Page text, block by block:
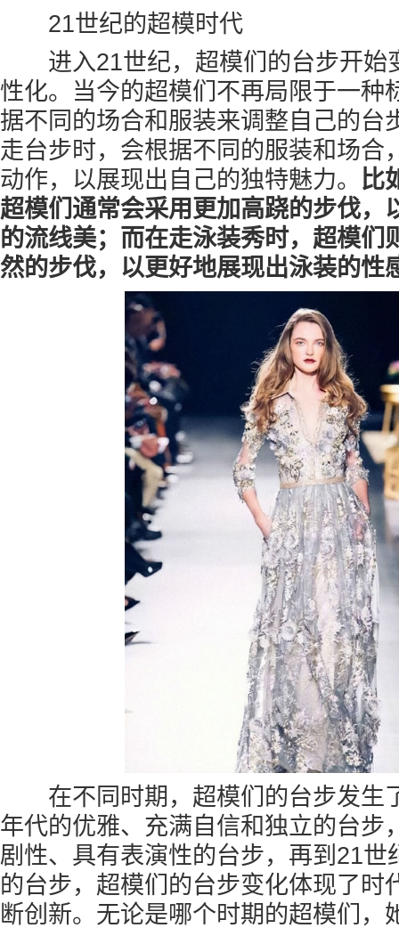
21世纪的超模时代
进入21世纪，超模们的台步开始
性化。当今的超模们不再局限于一种
据不同的场合和服装来调整自己的台
走台步时，会根据不同的服装和场合
动作，以展现出自己的独特魅力。 比
超模们通常会采用更加高跷的步伐，
的流线美；而在走泳装秀时，超模们
然的步伐，以更好地展现出泳装的性
在不同时期，超模们的台步发生
年代的优雅、充满自信和独立的台步
剧性、具有表演性的台步，再到21世
的台步，超模们的台步变化体现了时
断创新。无论是哪个时期的超模们，